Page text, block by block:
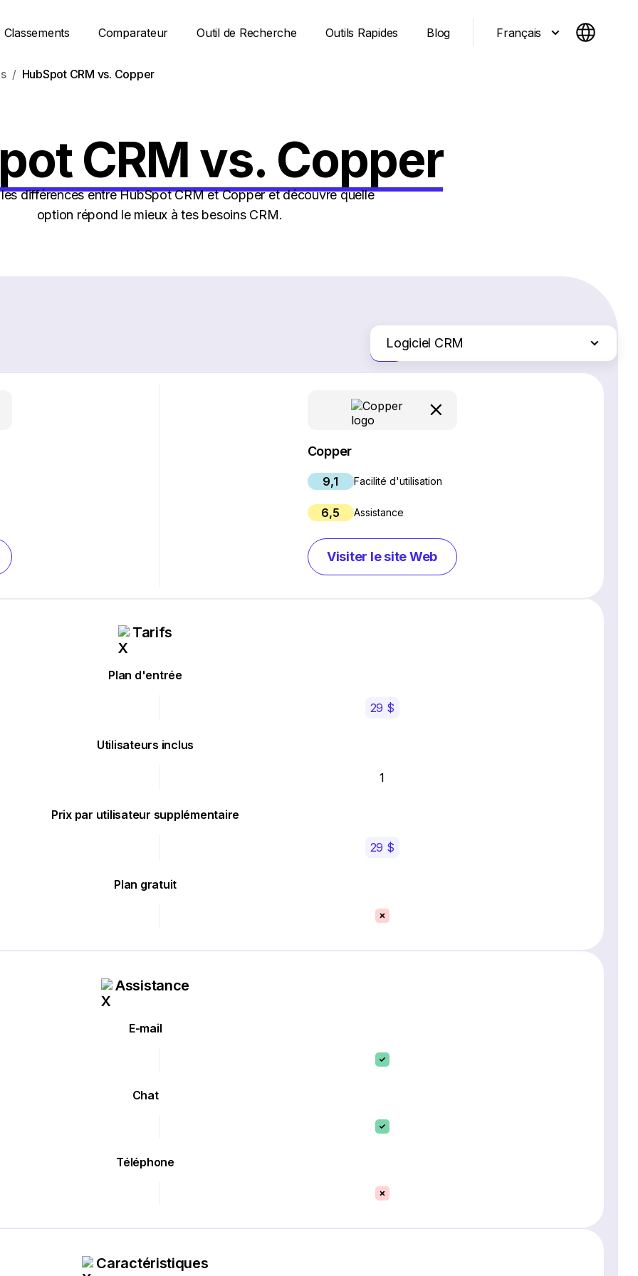
Classements Comparateur Outil de Recherche Outils Rapides Blog Français
HubSpot CRM vs. Copper
CRM vs. Copper
différences entre HubSpot CRM et Copper et découvre quelle
option répond le mieux à tes besoins CRM.
Logiciel CRM
Création de site Web
Services d'hébergement Web
Chat en direct et chatbots
Juste les différences
Copper
9,1 Facilité d'utilisation
6,5 Assistance
Visiter le site Web
Tarifs
Plan d'entrée
29 $
Utilisateurs inclus
1
Prix par utilisateur supplémentaire
29 $
Plan gratuit
Assistance
E-mail
Chat
Téléphone
Caractéristiques